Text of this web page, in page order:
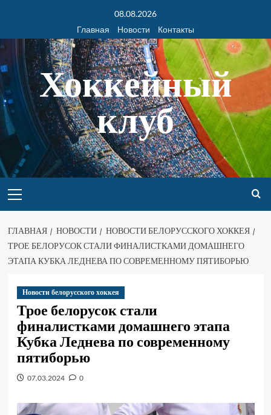
08.08.2026
Главная
Новости Контакты
Хоккейный
клуб
ГЛАВНАЯ НОВОСТИ
НОВОСТИ БЕЛОРУССКОГО ХОККЕЯ
ТРОЕ БЕЛОРУСОК СТАЛИ ФИНАЛИСТКАМИ ДОМАШНЕГО
ЭТАПА КУБКА ЛЕДНЕВА ПО СОВРЕМЕННОМУ ПЯТИБОРЬЮ
Новости белорусского хоккея
Трое белорусок стали
финалистками домашнего этапа
Кубка Леднева по современному
пятиборью
07.03.2024 0